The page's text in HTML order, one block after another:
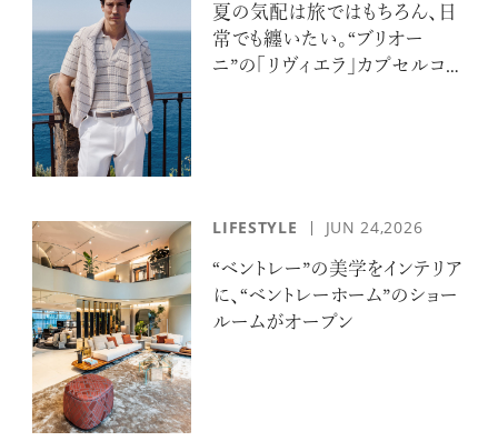
夏の気配は旅ではもちろん、日
常でも纏いたい。“ブリオー
ニ”の「リヴィエラ」カプセルコレ
LIFESTYLE JUN 24,2026
“ベントレー”の美学をインテリア
に、“ベントレーホーム”のショー
ルームがオープン